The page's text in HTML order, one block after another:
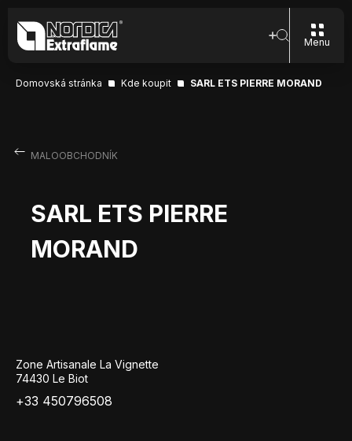
Menu
Domovská stránka Kde koupit SARL ETS PIERRE MORAND
MALOOBCHODNÍK
SARL ETS PIERRE
MORAND
Zone Artisanale La Vignette
74430 Le Biot
+33 450796508